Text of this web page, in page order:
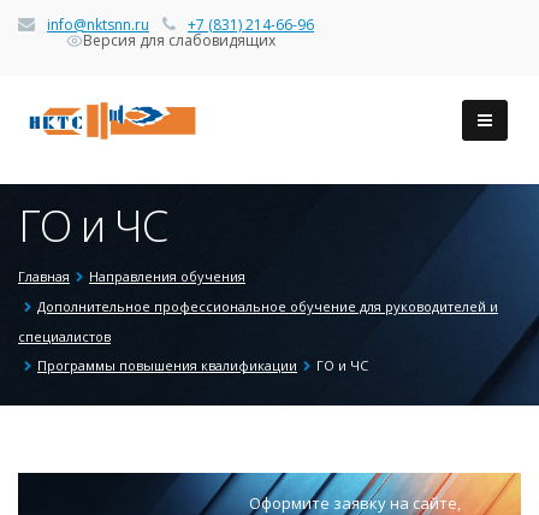
info@nktsnn.ru +7 (831) 214-66-96
Версия для слабовидящих
ГО и ЧС
Главная
Направления обучения
Дополнительное профессиональное обучение для руководителей и
специалистов
Программы повышения квалификации
ГО и ЧС
Оформите заявку на сайте,